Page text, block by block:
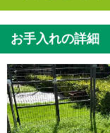
お手入れの詳細